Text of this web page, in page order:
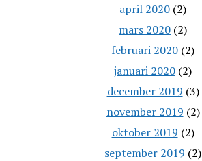
april 2020 (2)
mars 2020 (2)
februari 2020 (2)
januari 2020 (2)
december 2019 (3)
november 2019 (2)
oktober 2019 (2)
september 2019 (2)